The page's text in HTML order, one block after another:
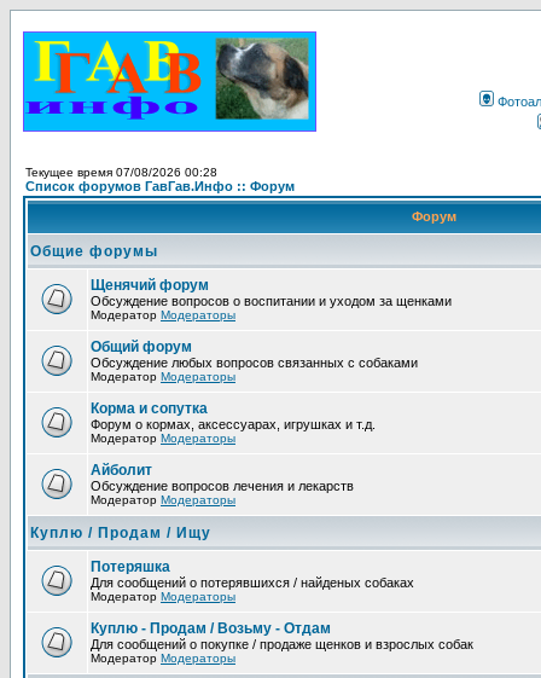
Текущее время 07/08/2026 00:28
Список форумов ГавГав.Инфо :: Форум
Форум
Общие форумы
Щенячий форум
Обсуждение вопросов о воспитании и уходом за щенками
Модератор Модераторы
Общий форум
Обсуждение любых вопросов связанных с собаками
Модератор Модераторы
Корма и сопутка
Форум о кормах, аксессуарах, игрушках и т.д.
Модератор Модераторы
Айболит
Обсуждение вопросов лечения и лекарств
Модератор Модераторы
Куплю / Продам / Ищу
Потеряшка
Для сообщений о потерявшихся / найденых собаках
Модератор Модераторы
Куплю - Продам / Возьму - Отдам
Для сообщений о покупке / продаже щенков и взрослых собак
Модератор Модераторы